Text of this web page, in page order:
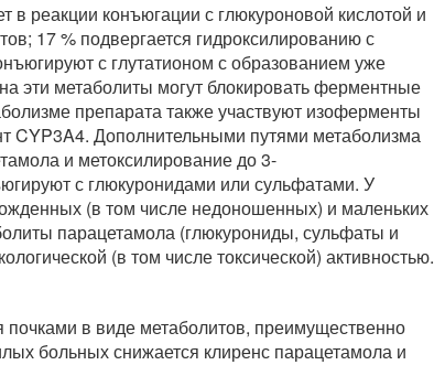
в реакции конъюгации с глюкуроновой кислотой и
17 % подвергается гидроксилированию с
с глутатионом с образованием уже
эти метаболиты могут блокировать ферментные
препарата также участвуют изоферменты
CYP3A4. Дополнительными путями метаболизма
и метоксилирование до 3-
с глюкуронидами или сульфатами. У
(в том числе недоношенных) и маленьких
парацетамола (глюкурониды, сульфаты и
(в том числе токсической) активностью.
почками в виде метаболитов, преимущественно
больных снижается клиренс парацетамола и